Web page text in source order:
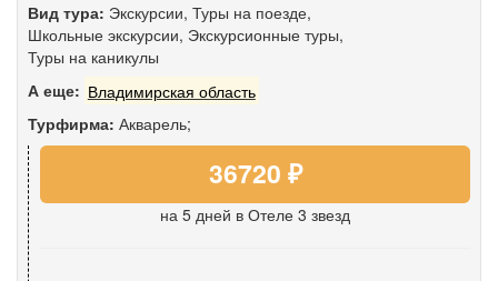
Вид тура: Экскурсии, Туры на поезде,
Школьные экскурсии, Экскурсионные туры,
Туры на каникулы
А еще: Владимирская область
Турфирма: Акварель;
36720 ₽
на 5 дней в Отеле 3 звезд